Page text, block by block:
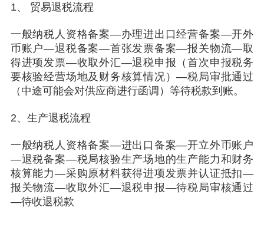
1、 贸易退税流程
一般纳税人资格备案—办理进出口经营备案—开外
币账户—退税备案—首张发票备案—报关物流—取
得进项发票—收取外汇—退税申报（首次申报税务
要核验经营场地及财务核算情况）—税局审批通过
（中途可能会对供应商进行函调）等待税款到账。
2、生产退税流程
一般纳税人资格备案—进出口备案—开立外币账户
—退税备案—税局核验生产场地的生产能力和财务
核算能力—采购原材料获得进项发票并认证抵扣—
报关物流—收取外汇—退税申报—待税局审核通过
—待收退税款